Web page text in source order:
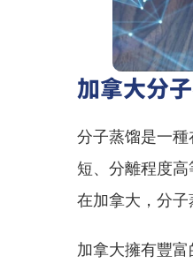
加拿大分
分子蒸馏是一
短、分離程度高
在加拿大，分子
加拿大擁有豐